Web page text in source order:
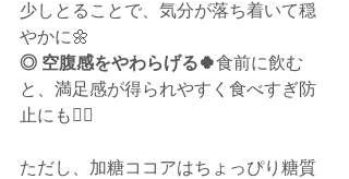
少しとることで、気分が落ち着いて穏
やかに🌼
◎ 空腹感をやわらげる🍀食前に飲む
と、満足感が得られやすく食べすぎ防
止にも🙆‍♀️
ただし、加糖ココアはちょっぴり糖質